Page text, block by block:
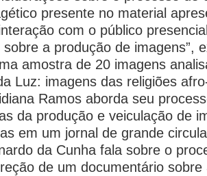
presente no material
com o público
a produção de imagens”,
amostra de 20 imagens
Luz: imagens das religiões
Ramos aborda seu
da produção e veiculação de
em um jornal de grande
da Cunha fala sobre o
de um documentário